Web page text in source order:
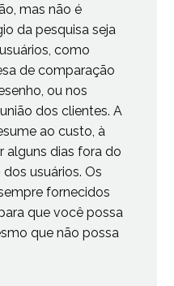
mas não é
da pesquisa seja
como
de comparação
ou nos
dos clientes. A
ao custo, à
alguns dias fora do
usuários. Os
fornecidos
que você possa
que não possa